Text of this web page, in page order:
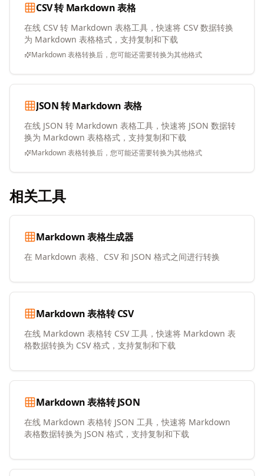
CSV 转 Markdown 表格
在线 CSV 转 Markdown 表格工具，快速将 CSV 数据转换
为 Markdown 表格格式，支持复制和下载
Markdown 表格转换后，您可能还需要转换为其他格式
JSON 转 Markdown 表格
在线 JSON 转 Markdown 表格工具，快速将 JSON 数据转
换为 Markdown 表格格式，支持复制和下载
Markdown 表格转换后，您可能还需要转换为其他格式
相关工具
Markdown 表格生成器
在 Markdown 表格、CSV 和 JSON 格式之间进行转换
Markdown 表格转 CSV
在线 Markdown 表格转 CSV 工具，快速将 Markdown 表
格数据转换为 CSV 格式，支持复制和下载
Markdown 表格转 JSON
在线 Markdown 表格转 JSON 工具，快速将 Markdown
表格数据转换为 JSON 格式，支持复制和下载